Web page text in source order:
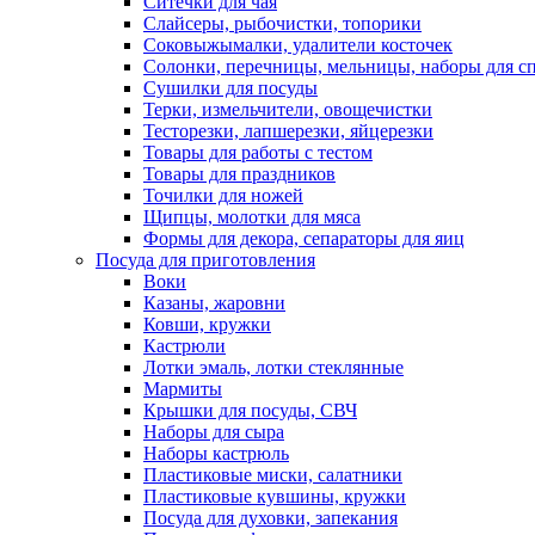
Слайсеры, рыбочистки, топорики
Соковыжымалки, удалители косточек
Солонки, перечницы, мельницы, наборы для
Сушилки для посуды
Терки, измельчители, овощечистки
Тесторезки, лапшерезки, яйцерезки
Товары для работы с тестом
Товары для праздников
Точилки для ножей
Щипцы, молотки для мяса
Формы для декора, сепараторы для яиц
Посуда для приготовления
Воки
Казаны, жаровни
Ковши, кружки
Кастрюли
Лотки эмаль, лотки стеклянные
Мармиты
Крышки для посуды, СВЧ
Наборы для сыра
Наборы кастрюль
Пластиковые миски, салатники
Пластиковые кувшины, кружки
Посуда для духовки, запекания